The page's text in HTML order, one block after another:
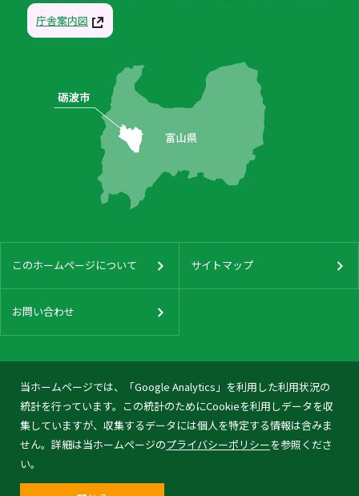
当ホームページでは、「Google Analytics」を利用した利用状況の
統計を行っています。この統計のためにCookieを利用しデータを収
集していますが、収集するデータには個人を特定する情報は含みま
せん。詳細は当ホームページのプライバシーポリシーを参照くださ
い。
庁舎案内図
このホームページについて サイトマップ
お問い合わせ